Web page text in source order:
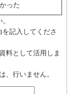
った
記入してくださ
料として活用しま
、行いません。